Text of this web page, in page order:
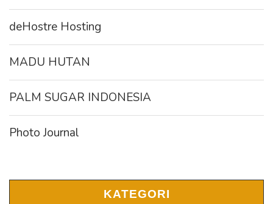
deHostre Hosting
MADU HUTAN
PALM SUGAR INDONESIA
Photo Journal
KATEGORI